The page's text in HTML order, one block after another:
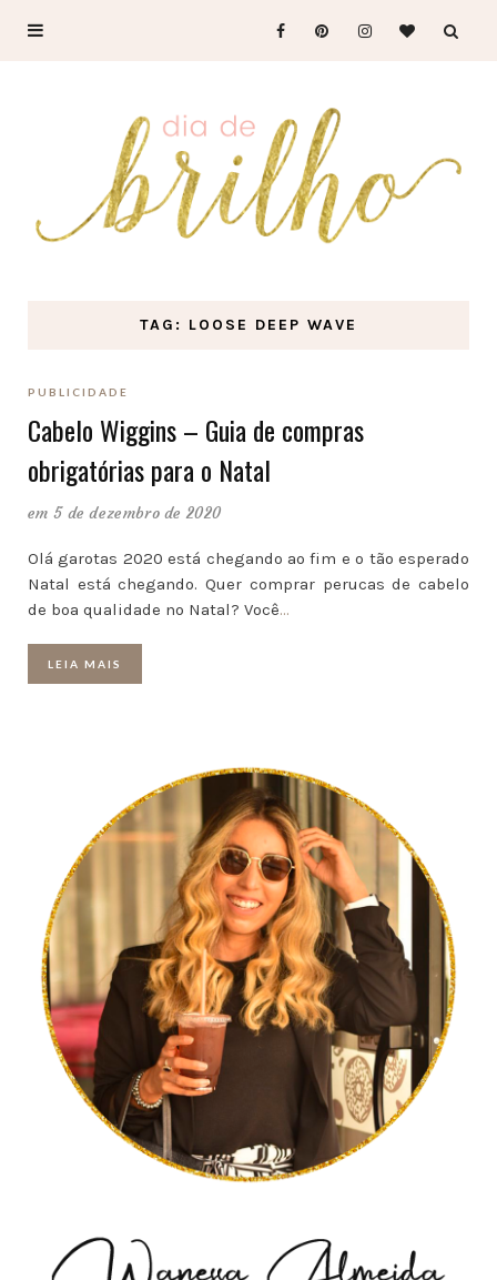
TAG: LOOSE DEEP WAVE
PUBLICIDADE
Cabelo Wiggins – Guia de compras
obrigatórias para o Natal
em 5 de dezembro de 2020
Olá garotas 2020 está chegando ao fim e o tão esperado
Natal está chegando. Quer comprar perucas de cabelo
de boa qualidade no Natal? Você…
LEIA MAIS